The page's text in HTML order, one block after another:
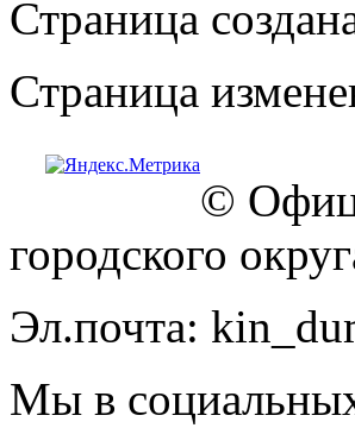
Страница
Страница
©
городского
Эл.почта:
Мы в